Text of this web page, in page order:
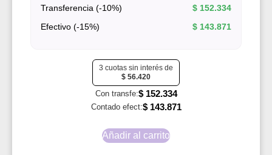
Transferencia (-10%)
$ 152.334
Efectivo (-15%)
$ 143.871
3 cuotas sin interés de
$ 56.420
Con transfe:$152.334
Contado efect:$143.871
Añadir al carrito